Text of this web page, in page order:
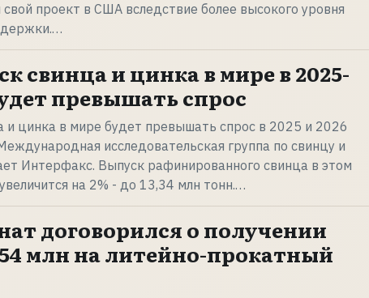
свой проект в США вследствие более высокого уровня
свинца и цинка в мире в 2025-
превышать спрос
и цинка в мире будет превышать спрос в 2025 и 2026
исследовательская группа по свинцу и
Интерфакс. Выпуск рафинированного свинца в этом
на 2% - до 13,34 млн тонн.…
договорился о получении
млн на литейно-прокатный